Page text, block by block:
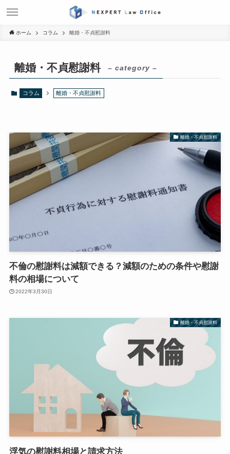
ホーム コラム 離婚・不貞慰謝料
離婚・不貞慰謝料 – category –
コラム 離婚・不貞慰謝料
離婚・不貞慰謝料
不倫の慰謝料は減額できる？減額のための条件や慰謝
料の相場について
2022年3月30日
離婚・不貞慰謝料
浮気の慰謝料相場と請求方法